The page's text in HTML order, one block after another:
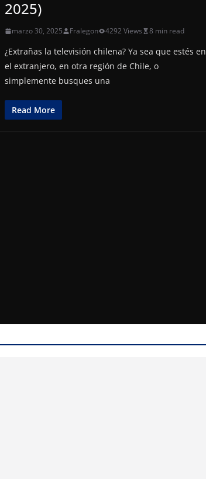
2025)
marzo 30, 2025 Fralegon 4292 Views 8 min read
¿Extrañas la televisión chilena? Ya sea que estés en
el extranjero, en otra región de Chile, o
simplemente busques una
Read More